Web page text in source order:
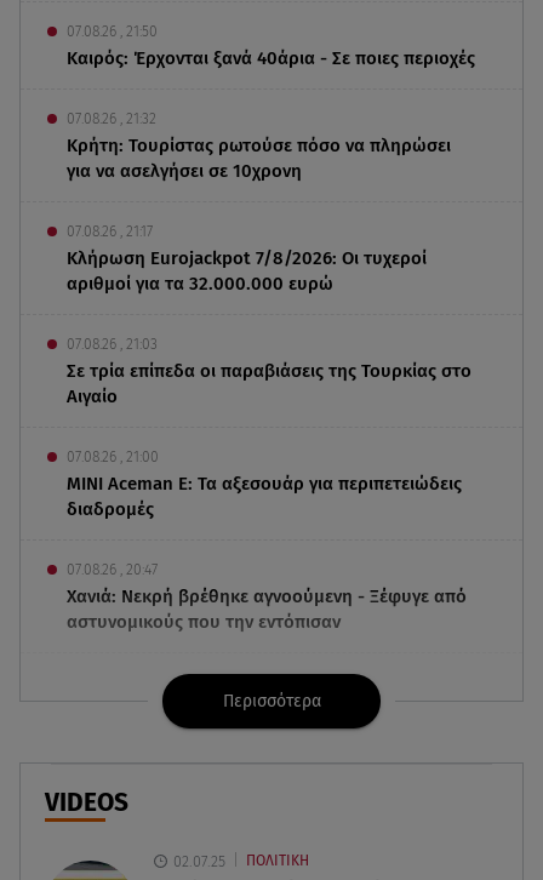
07.08.26 , 21:50
Καιρός: Έρχονται ξανά 40άρια - Σε ποιες περιοχές
07.08.26 , 21:32
Κρήτη: Τουρίστας ρωτούσε πόσο να πληρώσει
για να ασελγήσει σε 10χρονη
07.08.26 , 21:17
Κλήρωση Eurojackpot 7/8/2026: Οι τυχεροί
αριθμοί για τα 32.000.000 ευρώ
07.08.26 , 21:03
Σε τρία επίπεδα οι παραβιάσεις της Τουρκίας στο
Αιγαίο
07.08.26 , 21:00
MINI Aceman E: Τα αξεσουάρ για περιπετειώδεις
διαδρομές
07.08.26 , 20:47
Χανιά: Νεκρή βρέθηκε αγνοούμενη - Ξέφυγε από
αστυνομικούς που την εντόπισαν
Μυστράς: Κρίσιμος για το κατηγορητήριο ο
χρόνος θανάτου του 90χρονου
07.08.26 , 20:13
Κυψέλη: Tι βρέθηκε στο διαμέρισμα της
Περισσότερα
VIDEOS
02.07.25 ΠΟΛΙΤΙΚΗ